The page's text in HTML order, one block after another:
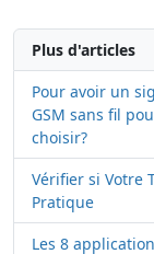
Plus d'articles
Pour avoir un
GSM sans fil
choisir?
Vérifier si Votre
Pratique
Les 8